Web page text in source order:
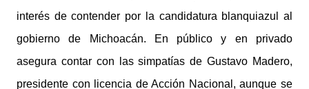
interés de contender por la candidatura blanquiazul al
gobierno de Michoacán. En público y en privado
asegura contar con las simpatías de Gustavo Madero,
presidente con licencia de Acción Nacional, aunque se